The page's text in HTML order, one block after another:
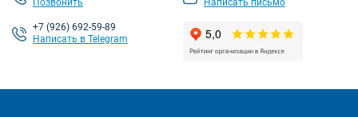
Позвонить
Написать письмо
+7 (926) 692-59-89
Написать в Telegram